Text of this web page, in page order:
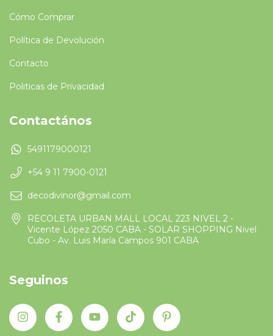
Cómo Comprar
Política de Devolución
Contacto
Politicas de Privacidad
Contactános
5491179000121
+54 9 11 7900-0121
decodivinor@gmail.com
RECOLETA URBAN MALL LOCAL 223 NIVEL 2 -
Vicente López 2050 CABA - SOLAR SHOPPING Nivel
Cubo - Av. Luis María Campos 901 CABA
Seguinos